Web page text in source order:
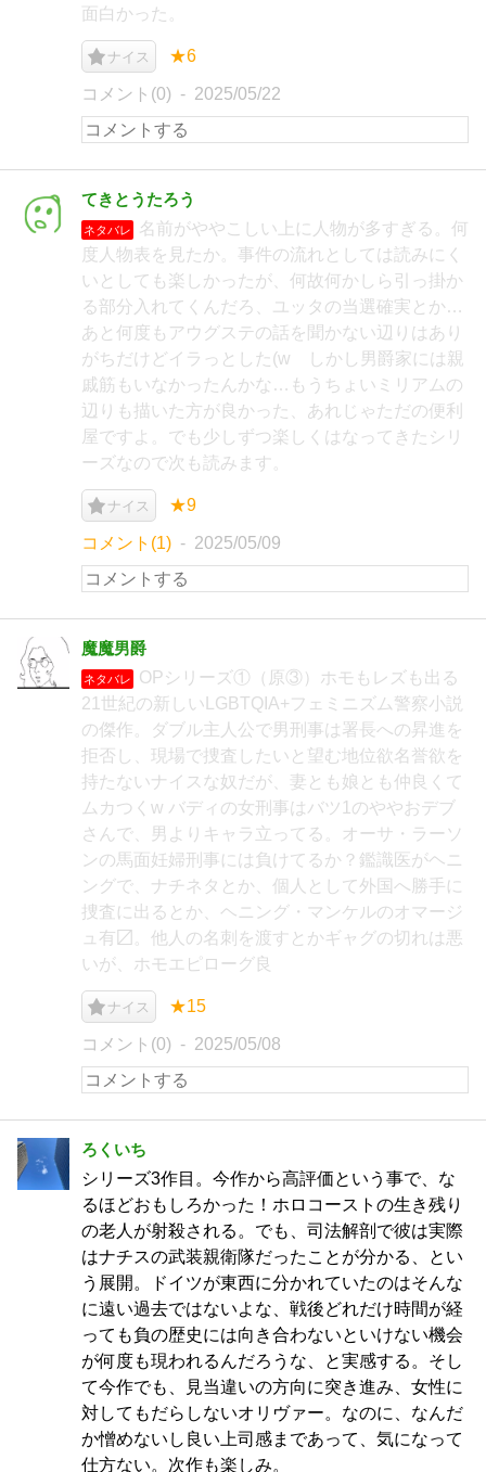
面白かった。
ナイス ★6
コメント(0) 2025/05/22
てきとうたろう
ネタバレ
名前がややこしい上に人物が多すぎる。何
度人物表を見たか。事件の流れとしては読みにく
いとしても楽しかったが、何故何かしら引っ掛か
る部分入れてくんだろ、ユッタの当選確実とか…
あと何度もアウグステの話を聞かない辺りはあり
がちだけどイラっとした(w しかし男爵家には親
戚筋もいなかったんかな…もうちょいミリアムの
辺りも描いた方が良かった、あれじゃただの便利
屋ですよ。でも少しずつ楽しくはなってきたシリ
ーズなので次も読みます。
ナイス ★9
コメント(1) 2025/05/09
魔魔男爵
ネタバレ
OPシリーズ①（原③）ホモもレズも出る
21世紀の新しいLGBTQIA+フェミニズム警察小説
の傑作。ダブル主人公で男刑事は署長への昇進を
拒否し、現場で捜査したいと望む地位欲名誉欲を
持たないナイスな奴だが、妻とも娘とも仲良くて
ムカつくw バディの女刑事はバツ1のややおデブ
さんで、男よりキャラ立ってる。オーサ・ラーソ
ンの馬面妊婦刑事には負けてるか？鑑識医がヘニ
ングで、ナチネタとか、個人として外国へ勝手に
捜査に出るとか、ヘニング・マンケルのオマージ
ュ有〼。他人の名刺を渡すとかギャグの切れは悪
いが、ホモエピローグ良
ナイス ★15
コメント(0) 2025/05/08
ろくいち
シリーズ3作目。今作から高評価という事で、な
るほどおもしろかった！ホロコーストの生き残り
の老人が射殺される。でも、司法解剖で彼は実際
はナチスの武装親衛隊だったことが分かる、とい
う展開。ドイツが東西に分かれていたのはそんな
に遠い過去ではないよな、戦後どれだけ時間が経
っても負の歴史には向き合わないといけない機会
が何度も現われるんだろうな、と実感する。そし
て今作でも、見当違いの方向に突き進み、女性に
対してもだらしないオリヴァー。なのに、なんだ
か憎めないし良い上司感まであって、気になって
仕方ない。次作も楽しみ。